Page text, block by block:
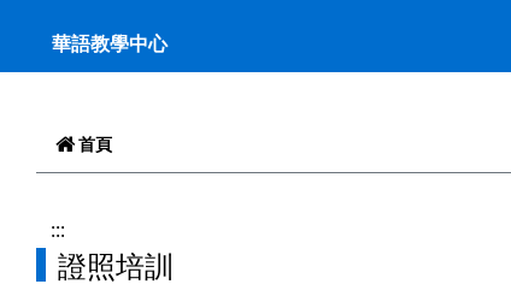
華語教學中心
首頁
:::
證照培訓